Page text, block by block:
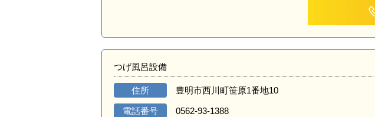
つげ風呂設備
住所 豊明市西川町笹原1番地10
電話番号 0562-93-1388